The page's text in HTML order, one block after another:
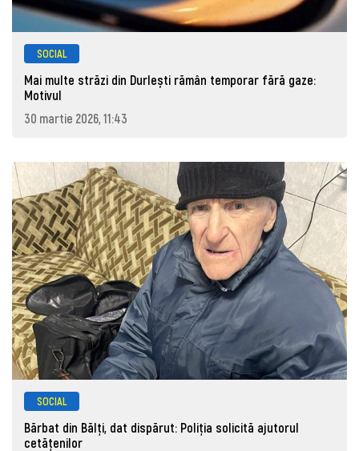
SOCIAL
Mai multe străzi din Durlești rămân temporar fără gaze:
Motivul
30 martie 2026, 11:43
SOCIAL
Bărbat din Bălți, dat dispărut: Poliţia solicită ajutorul
cetăţenilor